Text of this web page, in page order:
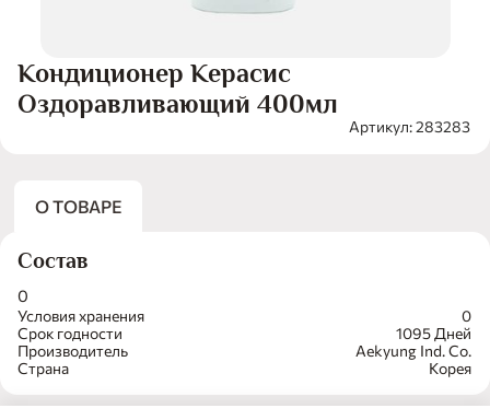
Кондиционер Керасис
Оздоравливающий 400мл
Артикул: 283283
О ТОВАРЕ
Условия хранения
0
Срок годности
1095 Дней
Производитель
Aekyung Ind. Co.
Страна
Корея
Состав
0